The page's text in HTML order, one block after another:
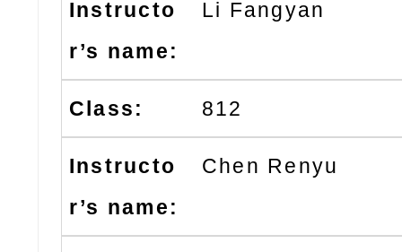
Li Fangyan
812
Chen Renyu